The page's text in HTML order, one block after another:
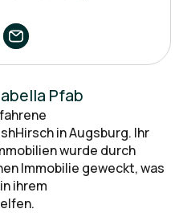
Pfab
in Augsburg. Ihr
wurde durch
Immobilie geweckt, was
ihrem